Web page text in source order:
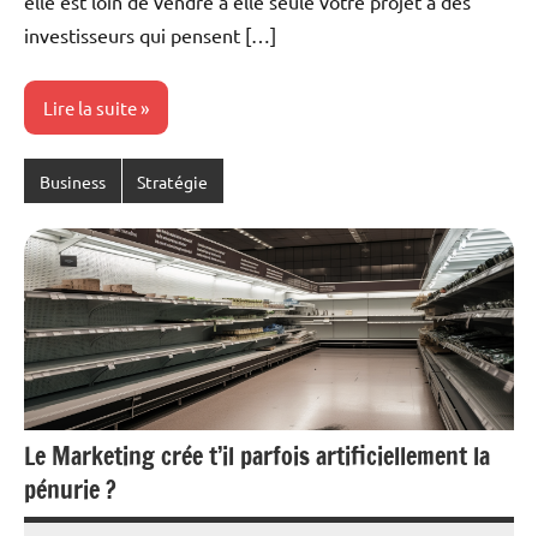
investisseurs qui pensent […]
Lire la suite
Business Stratégie
Le Marketing crée t’il parfois artificiellement la
pénurie ?